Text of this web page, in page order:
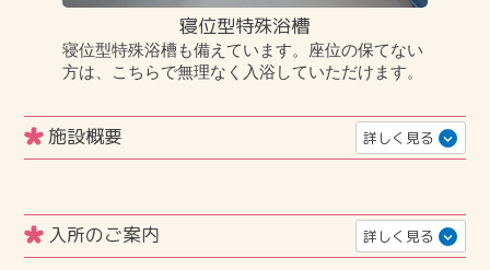
寝位型特殊浴槽
寝位型特殊浴槽も備えています。座位の保てない
方は、こちらで無理なく入浴していただけます。
施設概要 詳しく見る
地域密着型特別養護老人ホームみのりの杜
住所
入所のご案内 詳しく見る